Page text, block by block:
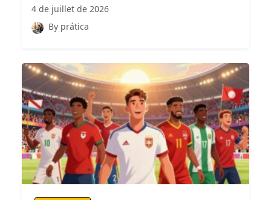
4 de juillet de 2026
By prática